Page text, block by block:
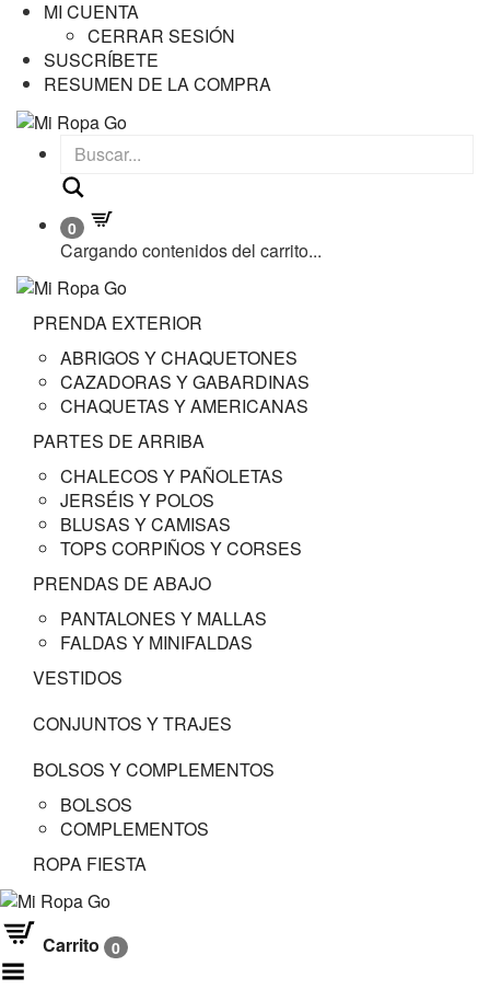
MI CUENTA
CERRAR SESIÓN
SUSCRÍBETE
RESUMEN DE LA COMPRA
0
Cargando contenidos del carrito...
PRENDA EXTERIOR
ABRIGOS Y CHAQUETONES
CAZADORAS Y GABARDINAS
CHAQUETAS Y AMERICANAS
PARTES DE ARRIBA
CHALECOS Y PAÑOLETAS
JERSÉIS Y POLOS
BLUSAS Y CAMISAS
TOPS CORPIÑOS Y CORSES
PRENDAS DE ABAJO
PANTALONES Y MALLAS
FALDAS Y MINIFALDAS
VESTIDOS
CONJUNTOS Y TRAJES
BOLSOS Y COMPLEMENTOS
BOLSOS
COMPLEMENTOS
ROPA FIESTA
Carrito 0